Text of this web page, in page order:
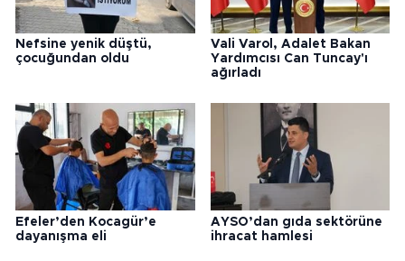
Nefsine yenik düştü,
çocuğundan oldu
Vali Varol, Adalet Bakan
Yardımcısı Can Tuncay'ı
ağırladı
Efeler’den Kocagür’e
dayanışma eli
AYSO’dan gıda sektörüne
ihracat hamlesi